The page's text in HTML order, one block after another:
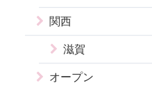
関西
滋賀
オープン